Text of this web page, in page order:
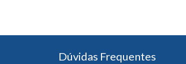
Dúvidas Frequentes